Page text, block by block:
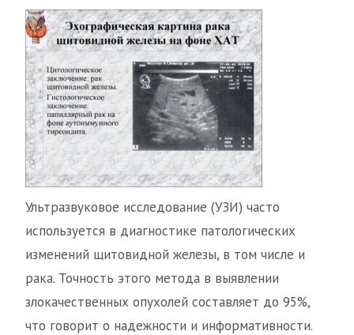
Ультразвуковое исследование (УЗИ) часто
используется в диагностике патологических
изменений щитовидной железы, в том числе и
рака. Точность этого метода в выявлении
злокачественных опухолей составляет до 95%,
что говорит о надежности и информативности.